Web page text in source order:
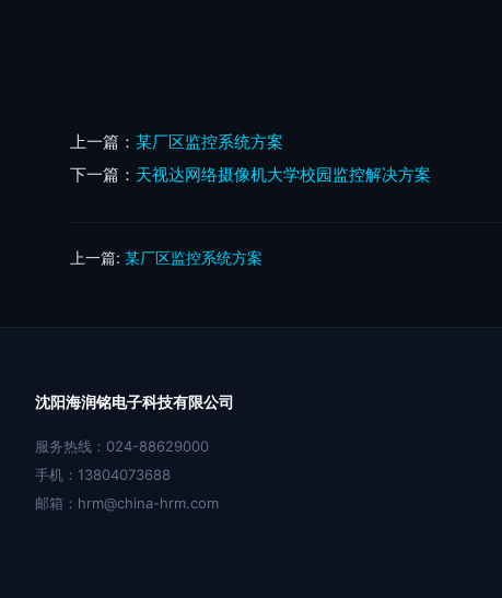
上一篇： 某厂区监控系统方案
下一篇： 天视达网络摄像机大学校园监控解决方案
上一篇: 某厂区监控系统方案
沈阳海润铭电子科技有限公司
服务热线：024-88629000
手机：13804073688
邮箱：hrm@china-hrm.com